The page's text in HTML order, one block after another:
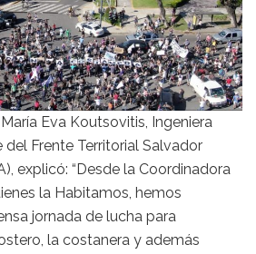
Eva Koutsovitis, Ingeniera
del Frente Territorial Salvador
explicó: “Desde la Coordinadora
la Habitamos, hemos
jornada de lucha para
la costanera y además